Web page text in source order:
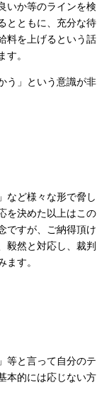
いか等のラインを検
とともに、充分な待
料を上げるという話
。
う」という意識が非
など様々な形で脅し
を決めた以上はこの
ですが、ご納得頂け
毅然と対応し、裁判
す。
等と言って自分のテ
本的には応じない方